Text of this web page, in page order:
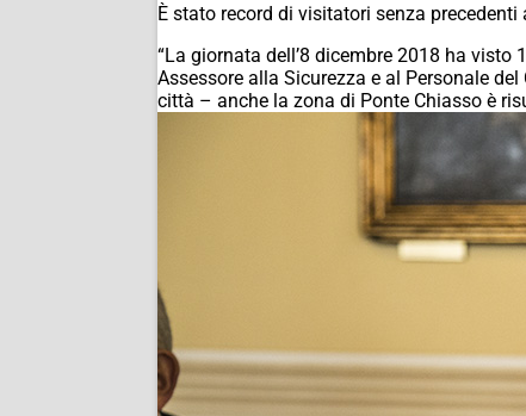
È stato record di visitatori senza
“La giornata dell’8 dicembre 2018 ha
Assessore alla Sicurezza e al Personale
città – anche la zona di Ponte Chiasso è